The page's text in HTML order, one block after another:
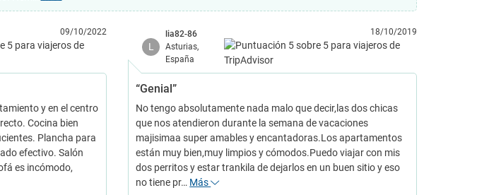
09/10/2022
y en el centro
Cocina bien
Plancha para
efectivo. Salón
es incómodo,
L
lia82-86
Asturias,
España
18/10/2019
“Genial”
No tengo absolutamente nada malo que decir,las dos chicas
que nos atendieron durante la semana de vacaciones
majisimaa super amables y encantadoras.Los apartamentos
están muy bien,muy limpios y cómodos.Puedo viajar con mis
dos perritos y estar trankila de dejarlos en un buen sitio y eso
no tiene pr… Más